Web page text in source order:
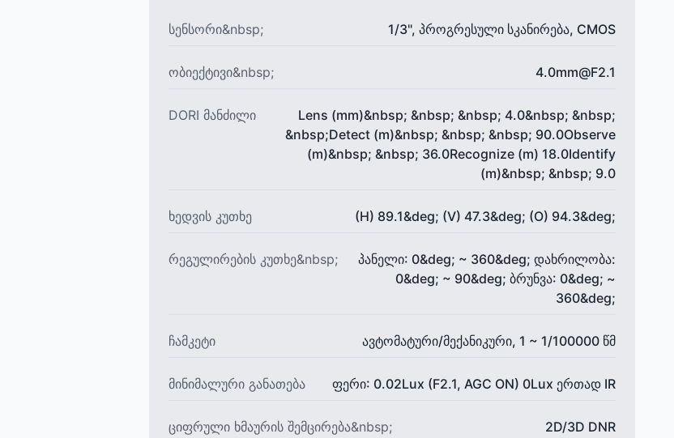
სენსორი&nbsp; 1/3", პროგრესული სკანირება, CMOS
ობიექტივი&nbsp; 4.0mm@F2.1
DORI მანძილი
Lens (mm)&nbsp; &nbsp; &nbsp; 4.0&nbsp; &nbsp;
&nbsp;Detect (m)&nbsp; &nbsp; &nbsp; 90.0Observe
(m)&nbsp; &nbsp; 36.0Recognize (m) 18.0Identify
(m)&nbsp; &nbsp; 9.0
ხედვის კუთხე (H) 89.1&deg; (V) 47.3&deg; (O) 94.3&deg;
რეგულირების კუთხე&nbsp;
პანელი: 0&deg; ~ 360&deg; დახრილობა:
0&deg; ~ 90&deg; ბრუნვა: 0&deg; ~
360&deg;
ჩამკეტი ავტომატური/მექანიკური, 1 ~ 1/100000 წმ
მინიმალური განათება ფერი: 0.02Lux (F2.1, AGC ON) 0Lux ერთად IR
ციფრული ხმაურის შემცირება&nbsp; 2D/3D DNR